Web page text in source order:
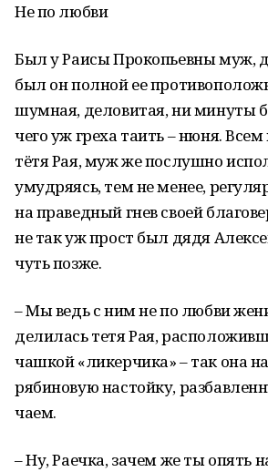
Не по любви
Был у Раисы Прокопьевны муж,
был он полной ее
шумная, деловитая, ни минуты
чего уж греха таить – нюня.
тётя Рая, муж же послушно
умудряясь, тем не менее,
на праведный гнев своей
не так уж прост был дядя
чуть позже.
– Мы ведь с ним не по любви
делилась тетя Рая,
чашкой «ликерчика» – так она
рябиновую настойку,
чаем.
– Ну, Раечка, зачем же ты опять